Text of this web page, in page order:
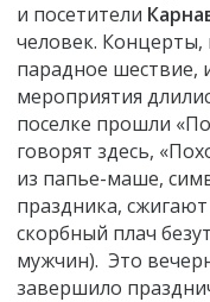
и посетители
человек. Концерты,
парадное шествие,
мероприятия
поселке прошли
говорят здесь,
из папье-маше,
праздника,
скорбный плач
мужчин). Это
завершило